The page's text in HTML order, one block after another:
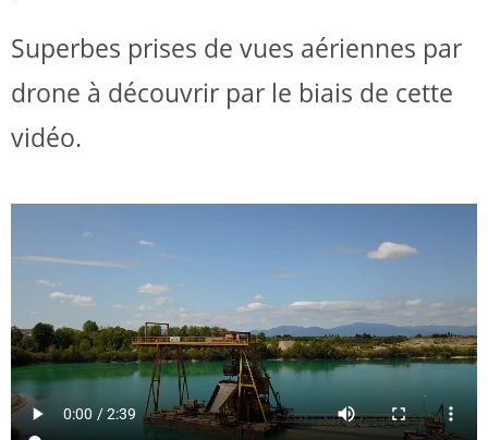
Superbes prises de vues aériennes par
drone à découvrir par le biais de cette
vidéo.